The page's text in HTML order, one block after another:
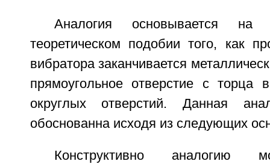
Аналогия основывается на
теоретическом подобии того, как
вибратора заканчивается
прямоугольное отверстие с торца
округлых отверстий. Данная
обоснованна исходя из следующих
Конструктивно аналогию